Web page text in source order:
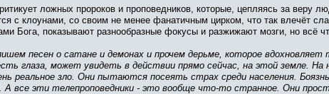
ложных пророков и проповедников, которые, цепляясь за
с клоунами, со своим не менее фанатичным цирком, что так влечёт
Бога, показывают разнообразные фокусы и разжижают мозги, но всё
песен о сатане и демонах и прочем дерьме, которое
глаза, может увидеть в действии прямо сейчас, на этой земле.
реальное зло. Они пытаются посеять страх среди населения.
А все эти телепроповедники - это вообще что-то странное. Они